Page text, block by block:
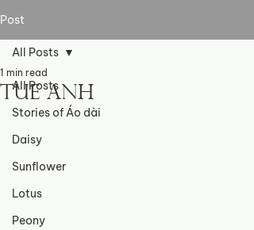
Post
All Posts
Stories of Áo dài
Daisy
Sunflower
Lotus
Peony
All Posts
Tue Anh
1 min read